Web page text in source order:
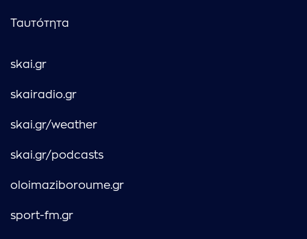
Ταυτότητα
skai.gr
skairadio.gr
skai.gr/weather
skai.gr/podcasts
oloimaziboroume.gr
sport-fm.gr